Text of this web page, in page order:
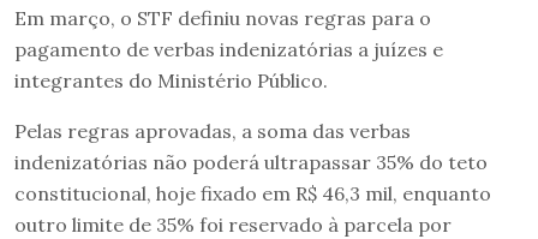
Em março, o STF definiu novas regras para o
pagamento de verbas indenizatórias a juízes e
integrantes do Ministério Público.
Pelas regras aprovadas, a soma das verbas
indenizatórias não poderá ultrapassar 35% do teto
constitucional, hoje fixado em R$ 46,3 mil, enquanto
outro limite de 35% foi reservado à parcela por